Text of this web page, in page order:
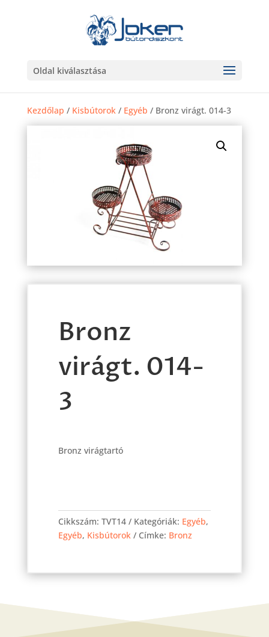
Oldal kiválasztása
Kezdőlap / Kisbútorok/ Egyéb / Bronz virágt. 014-3
Bronz
virágt. 014-
3
Bronz virágtartó
virágt.
014-
3
Cikkszám: TVT14 Kategóriák: Egyéb,
Egyéb, Kisbútorok Címke: Bronz